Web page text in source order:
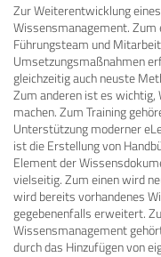
Zur Weiterentwicklung
Wissensmanagement. Zum
Führungsteam und
Umsetzungsmaßnahmen
gleichzeitig auch neuste
Zum anderen ist es wichtig,
machen. Zum Training
Unterstützung moderner
ist die Erstellung von
Element der
vielseitig. Zum einen wird
wird bereits vorhandenes
gegebenenfalls erweitert.
Wissensmanagement
durch das Hinzufügen von